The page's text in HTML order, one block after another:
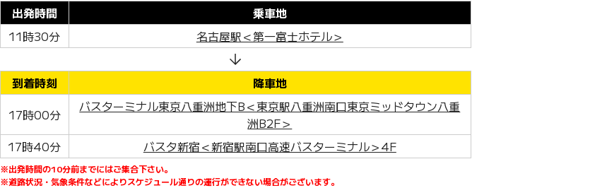
出発時間
乗車地
11時30分
名古屋駅＜第一富士ホテル＞
到着時刻
降車地
17時00分
バスターミナル東京八重洲地下B＜東京駅八重洲南口東京ミッドタウン八重
洲B2F＞
17時40分
バスタ新宿＜新宿駅南口高速バスターミナル＞4F
※出発時間の10分前までにはご集合下さい。
※道路状況・気象条件などによりスケジュール通りの運行ができない場合がございます。